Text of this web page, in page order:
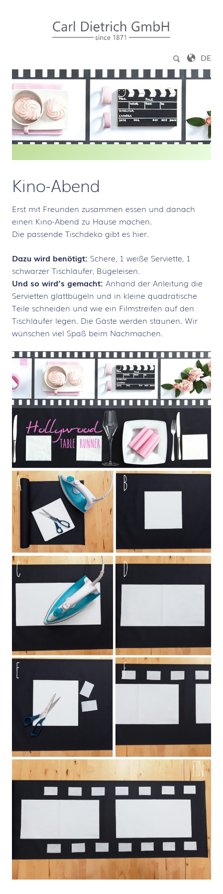
DE
Kino-Abend
Erst mit Freunden zusammen essen und danach
einen Kino-Abend zu Hause machen.
Die passende Tischdeko gibt es hier.
Dazu wird benötigt: Schere, 1 weiße Serviette, 1
schwarzer Tischläufer, Bügeleisen.
Und so wird’s gemacht: Anhand der Anleitung die
Servietten glattbügeln und in kleine quadratische
Teile schneiden und wie ein Filmstreifen auf den
Tischläufer legen. Die Gäste werden staunen. Wir
wünschen viel Spaß beim Nachmachen.